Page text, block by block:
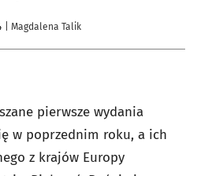
| Magdalena Talik
pierwsze wydania
w poprzednim roku, a ich
z krajów Europy